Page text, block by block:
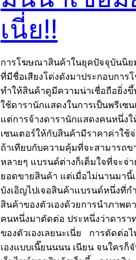
เนี่ย!!
การโฆษณาสินค้าในยุคปัจจุบันนิย
ที่มีชื่อเสียงโด่งดังมาประกอบการ
ทำให้สินค้าดูมีความน่าเชื่อถือยิ่ง
ใช้ดารานักแสดงในการเป็นพรีเซ
แต่การจ้างดารานักแสดงคนหนึ่งใ
เซนเตอร์ให้กับสินค้ามีราคาค่าใช้
ถ้าเทียบกับความคุ้มที่จะสามารถ
หลายๆ แบรนด์ต่างก็เต็มใจที่จะจ่า
ยอดขายสินค้า แต่เมื่อไม่นานมานี้
บังเอิญไปเจอสินค้าแบรนด์หนึ่งที่ก
สินค้าของตัวเองด้วยการนำภาพด
คนหนึ่งมาตัดต่อ ประหนึ่งว่าดารา
ของตัวเองเลยนะเนี่ย การตัดต่อ
เองแบบเนี๊ยนนนน เนียน จนใครก็